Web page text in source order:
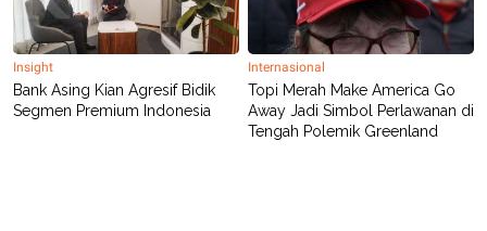
Insight
Bank Asing Kian Agresif Bidik
Segmen Premium Indonesia
Internasional
Topi Merah Make America Go
Away Jadi Simbol Perlawanan di
Tengah Polemik Greenland